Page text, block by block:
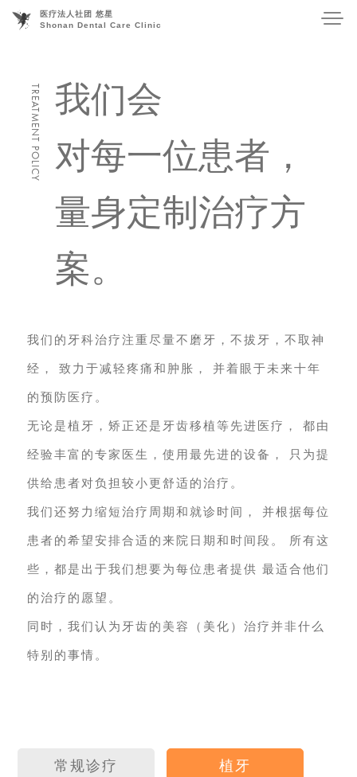
医疗法⼈社团 悠星
Shonan Dental Care Clinic
⾸页
诊所介绍
诊疗内容
-常规诊疗
我们会
对每⼀位患者 ，
量⾝定制 治疗⽅
案。
我们的⽛科治疗注重尽量不磨⽛，不拔⽛，不取神
经， 致⼒于减轻疼痛和肿胀， 并着眼于未来⼗年
的预防医疗。
⽆论是植⽛，矫正还是⽛齿移植等先进医疗， 都由
经验丰富的专家医⽣，使⽤最先进的设备， 只为提
供给患者对负担较⼩更舒适的治疗。
我们还努⼒缩短治疗周期和就诊时间， 并根据每位
患者的希望安排合适的来院⽇期和时间段。 所有这
些，都是出于我们想要为每位患者提供 最适合他们
的治疗的愿望。
同时，我们认为⽛齿的美容（美化）治疗并⾮什么
特别的事情。
常规诊疗 植⽛